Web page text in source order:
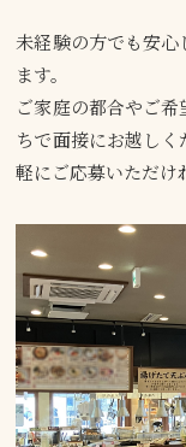
未経験の方でも安
ます。
ご家庭の都合やご
ちで面接にお越し
軽にご応募いただけ